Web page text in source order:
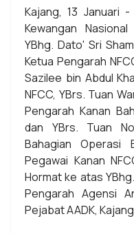
Kajang, 13 Januari
Kewangan
YBhg. Dato' Sri
Ketua Pengarah
Sazilee bin Abdul
NFCC, YBrs. Tuan
Pengarah Kanan
dan YBrs. Tuan
Bahagian Operasi
Pegawai Kanan
Hormat ke atas
Pengarah Agensi
Pejabat AADK,